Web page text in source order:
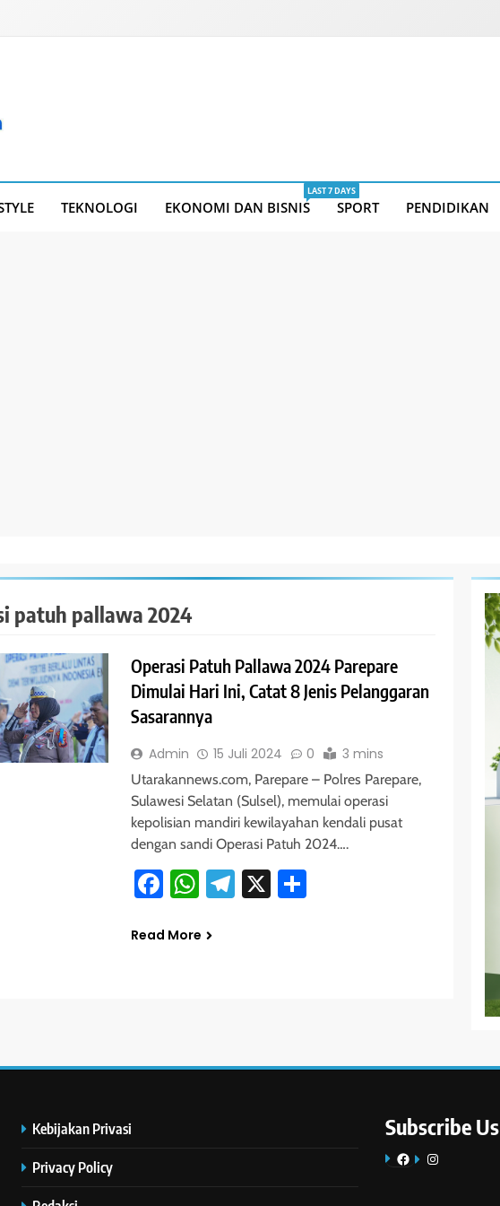
TEKNOLOGI EKONOMI DAN BISNIS
LAST 7 DAYS
SPORT PENDIDIKAN
patuh pallawa 2024
Operasi Patuh Pallawa 2024 Parepare
Dimulai Hari Ini, Catat 8 Jenis Pelanggaran
Sasarannya
Admin 15 Juli 2024 0 3 mins
Utarakannews.com, Parepare – Polres Parepare,
Sulawesi Selatan (Sulsel), memulai operasi
kepolisian mandiri kewilayahan kendali pusat
dengan sandi Operasi Patuh 2024….
Facebook
WhatsApp
Telegram
X Share
Read More
Kebijakan Privasi
Privacy Policy
Subscribe Us
FacebookInstagram